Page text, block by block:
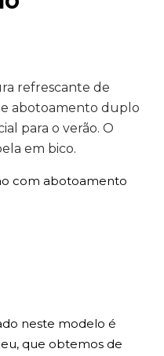
refrescante de
abotoamento duplo
para o verão. O
em bico.
com abotoamento
neste modelo é
que obtemos de